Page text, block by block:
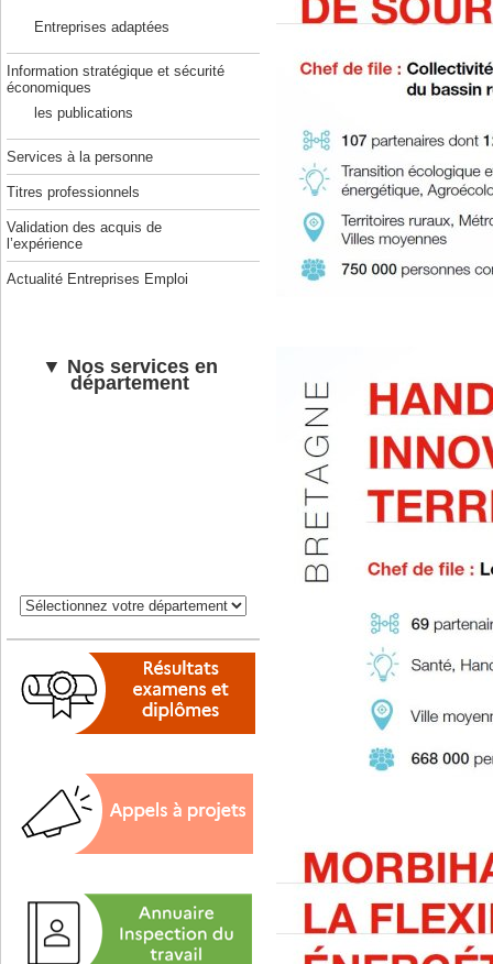
Entreprises adaptées
Information stratégique et sécurité
économiques
les publications
Services à la personne
Titres professionnels
Validation des acquis de
l’expérience
Actualité Entreprises Emploi
▼ Nos services en
département